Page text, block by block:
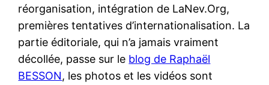
réorganisation, intégration de LaNev.Org,
premières tentatives d’internationalisation. La
partie éditoriale, qui n’a jamais vraiment
décollée, passe sur le blog de Raphaël
BESSON, les photos et les vidéos sont